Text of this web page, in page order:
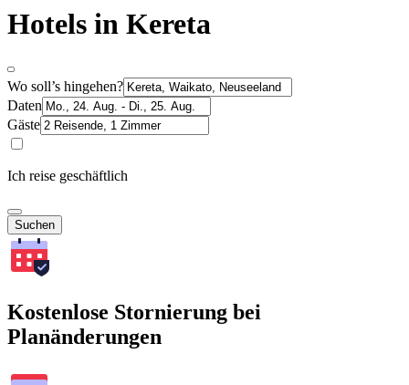
Hotels in Kereta
Wo soll’s hingehen?
Daten
Gäste
Ich reise geschäftlich
Suchen
Kostenlose Stornierung bei
Planänderungen